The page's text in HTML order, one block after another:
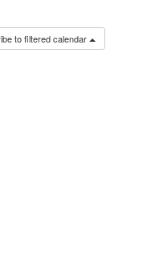
to filtered calendar